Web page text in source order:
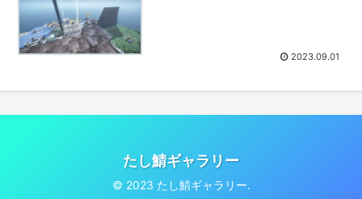
2023.09.01
たし鯖ギャラリー
© 2023 たし鯖ギャラリー.